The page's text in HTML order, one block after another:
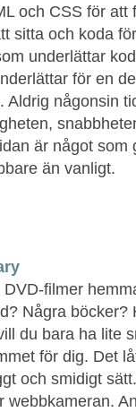
och CSS för
sitta och koda
underlättar
för en
Aldrig någonsin
är något som
än vanligt.
filmer
Några böcker?
du bara ha lite
för dig. Det
och smidigt
webbkameran.